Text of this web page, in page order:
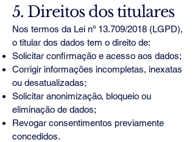
5. Direitos dos titulares
Nos termos da Lei nº 13.709/2018 (LGPD),
o titular dos dados tem o direito de:
Solicitar confirmação e acesso aos dados;
Corrigir informações incompletas, inexatas
ou desatualizadas;
Solicitar anonimização, bloqueio ou
eliminação de dados;
Revogar consentimentos previamente
concedidos.